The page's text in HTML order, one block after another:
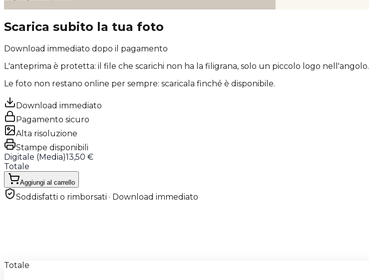
Scarica subito la tua foto
Download immediato dopo il pagamento
L'anteprima è protetta: il file che scarichi non ha la filigrana, solo un piccolo logo nell'angolo.
Le foto non restano online per sempre: scaricala finché è disponibile.
Download immediato
Pagamento sicuro
Alta risoluzione
Stampe disponibili
Digitale (Media)13,50 €
Totale
Aggiungi al carrello
Soddisfatti o rimborsati · Download immediato
Totale